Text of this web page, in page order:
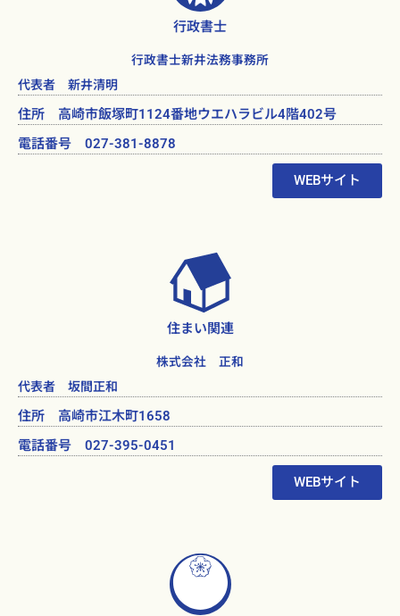
行政書士
行政書士新井法務事務所
代表者 新井清明
住所 高崎市飯塚町1124番地ウエハラビル4階402号
電話番号 027-381-8878
WEBサイト
住まい関連
株式会社 正和
代表者 坂間正和
住所 高崎市江木町1658
電話番号 027-395-0451
WEBサイト